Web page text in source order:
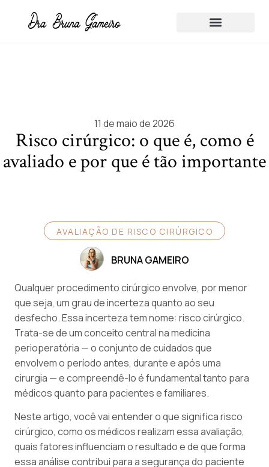
11 de maio de 2026
Risco cirúrgico: o que é, como é
avaliado e por que é tão importante
BRUNA GAMEIRO
AVALIAÇÃO DE RISCO CIRÚRGICO
Qualquer procedimento cirúrgico envolve, por menor
que seja, um grau de incerteza quanto ao seu
desfecho. Essa incerteza tem nome: risco cirúrgico.
Trata-se de um conceito central na medicina
perioperatória — o conjunto de cuidados que
envolvem o período antes, durante e após uma
cirurgia — e compreendê-lo é fundamental tanto para
médicos quanto para pacientes e familiares.
Neste artigo, você vai entender o que significa risco
cirúrgico, como os médicos realizam essa avaliação,
quais fatores influenciam o resultado e de que forma
essa análise contribui para a segurança do paciente